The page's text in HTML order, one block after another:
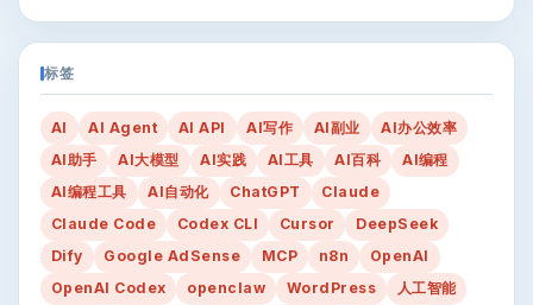
标签
AI AI Agent AI API AI写作 AI副业
AI办公效率
AI助手
AI大模型 AI实践 AI工具 AI百科
AI编程
AI编程工具
AI自动化 ChatGPT
Claude
Claude Code
Codex CLI Cursor
DeepSeek
Dify
Google AdSense MCP n8n
OpenAI
OpenAI Codex
openclaw WordPress
人工智能